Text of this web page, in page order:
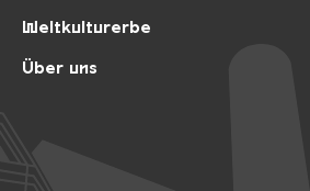
Weltkulturerbe
Über uns